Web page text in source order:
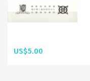
US$5.00